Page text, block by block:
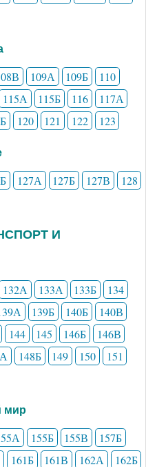
109А 109Б
110
115А 115Б 116
117А
120 121 122 123
127А 127Б 127В
128
И
132А 133А 133Б
134
139Б 140Б
140В
144 145 146Б
146В
148Б 149 150
151
мир
155Б 155В
157Б
161Б 161В 162А
162Б